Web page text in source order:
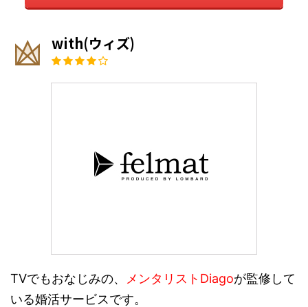
with(ウィズ)
TVでもおなじみの、 メンタリストDiagoが監修して
いる婚活サービスです。